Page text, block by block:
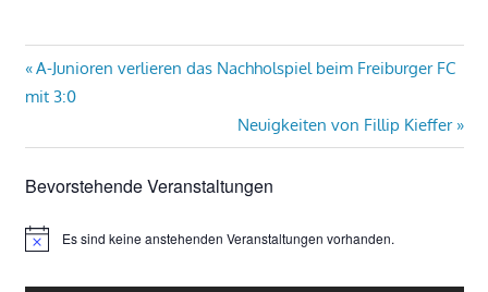
Beitragsnavigation
Vorheriger
Beitrag:
A-Junioren verlieren das Nachholspiel beim Freiburger FC
mit 3:0
Nächster
Beitrag:
Neuigkeiten von Fillip Kieffer
Bevorstehende Veranstaltungen
HinweisEs sind keine anstehenden Veranstaltungen vorhanden.